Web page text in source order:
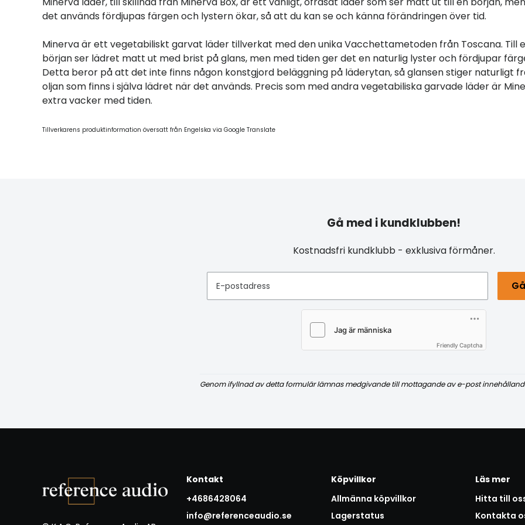
det används fördjupas färgen och lystern ökar, så att du kan se och känna förändringen över tid.
Minerva är ett vegetabiliskt garvat läder tillverkat med den unika Vacchettametoden från Toscana. Till
början ser lädret matt ut med brist på glans, men med tiden ger det en naturlig lyster och fördjupar
Detta beror på att det inte finns någon konstgjord beläggning på läderytan, så glansen stiger naturligt
oljan som finns i själva lädret när det används. Precis som med andra vegetabiliska garvade läder är
extra vacker med tiden.
Tillverkarens produktinformation översatt från Engelska via Google Translate
Gå med i kundklubben!
Kostnadsfri kundklubb - exklusiva förmåner.
E-postadress
Friendly Captcha
Genom ifyllnad av detta formulär lämnas medgivande till mottagande av e-post
Kontakt
+4686428064
info@referenceaudio.se
Köpvillkor
Allmänna köpvillkor
Lagerstatus
Läs mer
Hitta till
Kontakta